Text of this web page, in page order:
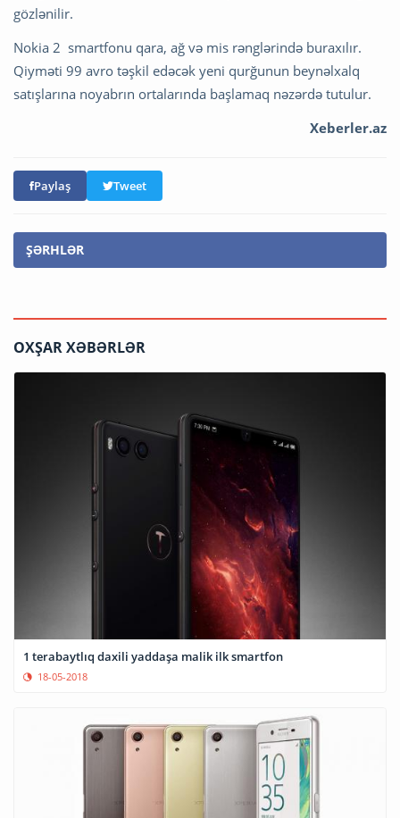
gözlənilir.
Nokia 2 smartfonu qara, ağ və mis rənglərində buraxılır.
Qiyməti 99 avro təşkil edəcək yeni qurğunun beynəlxalq
satışlarına noyabrın ortalarında başlamaq nəzərdə tutulur.
Xeberler.az
Paylaş Tweet
ŞƏRHLƏR
OXŞAR XƏBƏRLƏR
1 terabaytlıq daxili yaddaşa malik ilk smartfon
18-05-2018